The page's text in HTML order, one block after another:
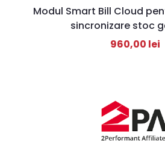
Modul Smart Bill Cloud
sincronizare stoc
960,00 lei